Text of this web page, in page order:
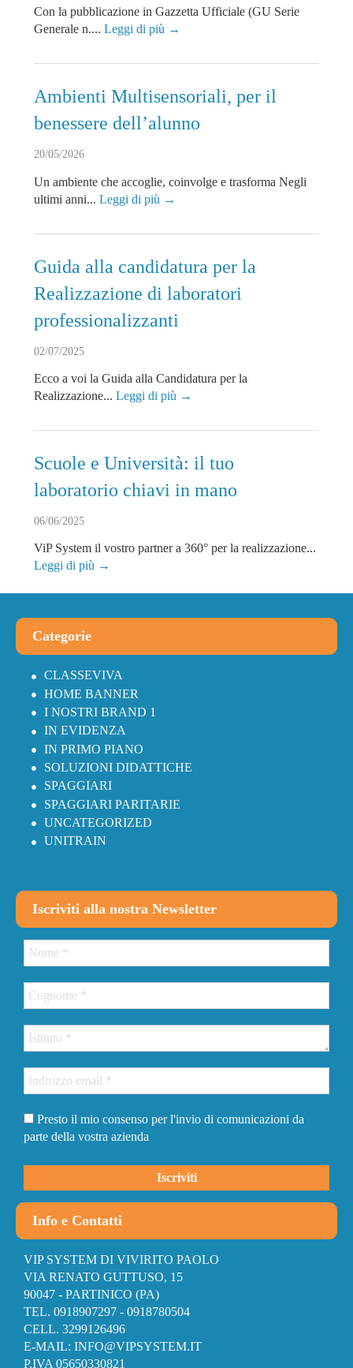
Con la pubblicazione in Gazzetta Ufficiale (GU Serie
Generale n.... Leggi di più →
Ambienti Multisensoriali, per il
benessere dell’alunno
20/05/2026
Un ambiente che accoglie, coinvolge e trasforma Negli
ultimi anni... Leggi di più →
Guida alla candidatura per la
Realizzazione di laboratori
professionalizzanti
02/07/2025
Ecco a voi la Guida alla Candidatura per la
Realizzazione... Leggi di più →
Scuole e Università: il tuo
laboratorio chiavi in mano
06/06/2025
ViP System il vostro partner a 360° per la realizzazione...
Leggi di più →
Categorie
CLASSEVIVA
HOME BANNER
I NOSTRI BRAND 1
IN EVIDENZA
IN PRIMO PIANO
SOLUZIONI DIDATTICHE
SPAGGIARI
SPAGGIARI PARITARIE
UNCATEGORIZED
UNITRAIN
Iscriviti alla nostra Newsletter
Presto il mio consenso per l'invio di comunicazioni da
parte della vostra azienda
Info e Contatti
VIP SYSTEM DI VIVIRITO PAOLO
VIA RENATO GUTTUSO, 15
90047 - PARTINICO (PA)
TEL. 0918907297 - 0918780504
CELL. 3299126496
E-MAIL: INFO@VIPSYSTEM.IT
P.IVA 05650330821